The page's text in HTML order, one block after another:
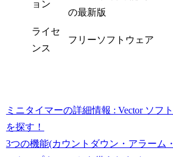
ョン
の最新版
ライセ
ンス
フリーソフトウェア
ミニタイマーの詳細情報 : Vector ソフト
を探す！
3つの機能(カウントダウン・アラーム・